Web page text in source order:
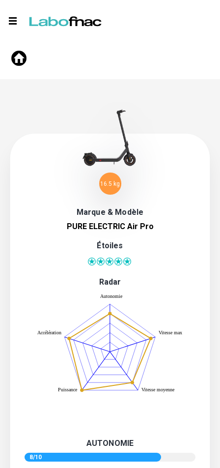
Marque & Modèle
16.5 kg
PURE ELECTRIC Air Pro
Étoiles
Radar
AUTONOMIE
8/10